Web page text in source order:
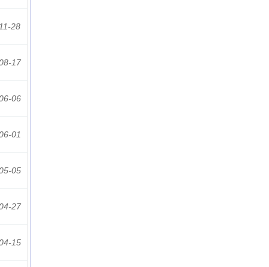
11-28
17
06
01
05
27
15